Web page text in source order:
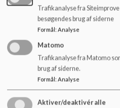
At cykle:
Vi forsøger at få børnene til at
klart en ekstra sikkerhed, som
forældre selvfølgelig er
skal alle elever og lærere bære
skoleregi. Vi cykler ikke med
Trafikanalyse fra
besøgendes brug af siderne
Formål: Analyse
Matomo
Trafikanalyse fra Matomo
brug af siderne.
Formål: Analyse
Aktiver/deaktivér alle